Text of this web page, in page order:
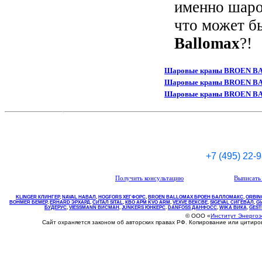
именно
что может
Ballomax?!
Шаровые краны BROEN
Шаровые краны BROEN
Шаровые краны BROEN
+7 (495) 22-
Получить консультацию
KLINGER КЛИНГЕР, NAVAL НАВАЛ , НOGFORS ХЕГФОРС, BROEN BALLOMAX БРОЕН БАЛЛОМАКС,
BOHMER БЕМЕР, ERHARD ЭРХАРД, СИТАЛ SITAL, КВО АРМ KVO ARM, VEXVE ВЕКСВЕ, SIGEVAL СИГЕВАЛ ,
БУДЕРУС, VIESSMANN ВИСМАН , JUNKERS ЮНКЕРС. DANFOSS ДАНФОСС, WIKA ВИКА,
© ООО «Институт
Сайт охраняется законом об авторских правах РФ. Копирование или